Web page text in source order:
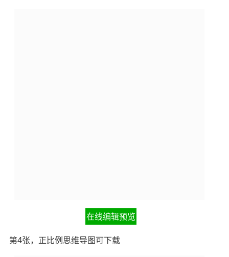
在线编辑预览
第4张，正比例思维导图可下载